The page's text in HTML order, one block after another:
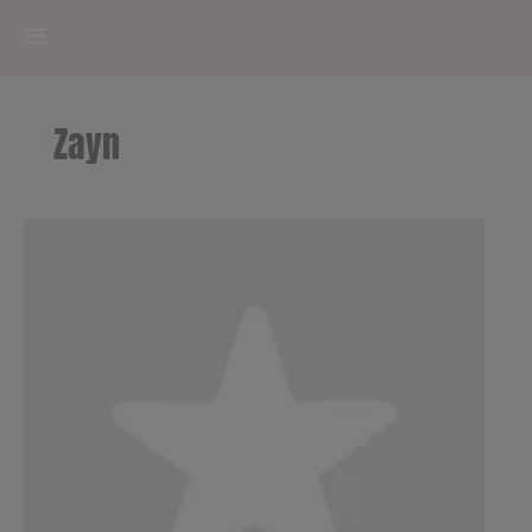
RADIOPLAYER
Zayn